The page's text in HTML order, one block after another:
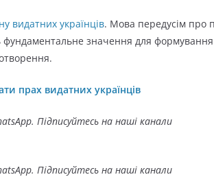
видатних українців. Мова передусім про
фундаментальне значення для формування
прах видатних українців
Підписуйтесь на наші канали
Підписуйтесь на наші канали